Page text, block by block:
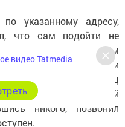
указанному адресу,
что сам подойти не
девушка в красном
попросил перевести
телефон. Нижнекамец
Спустя час молодой
никого, позвонил
видео Tatmedia